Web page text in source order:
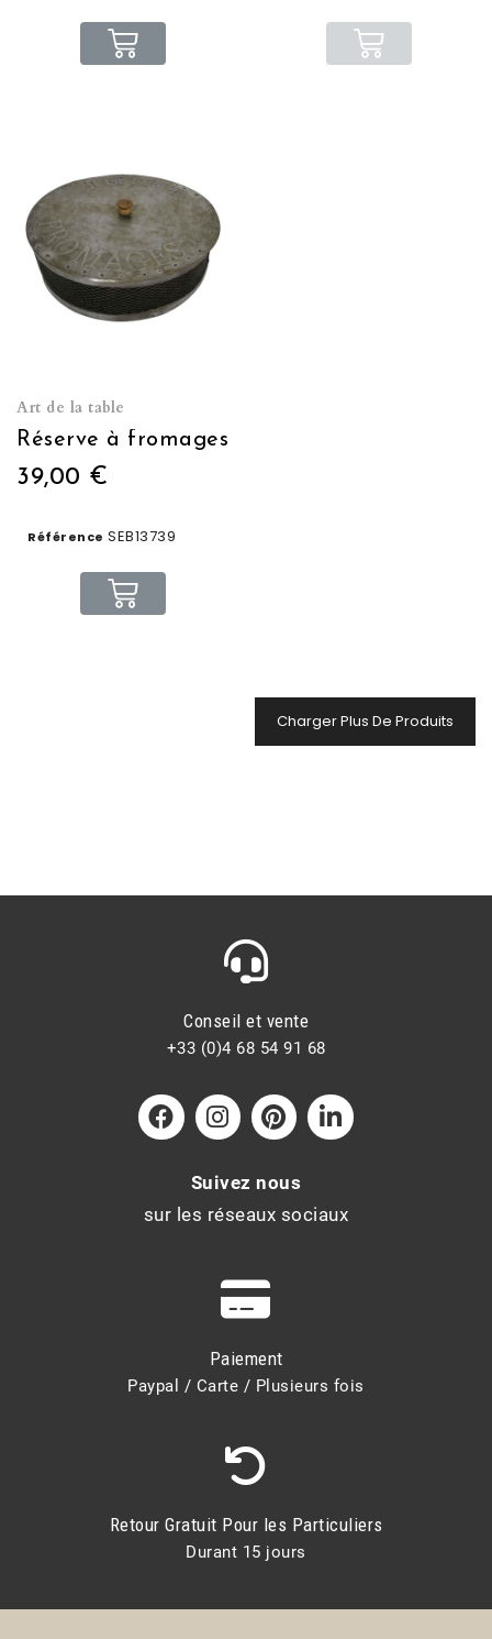
Art de la table
Réserve à fromages
39,00 €
Référence SEB13739
Charger Plus De Produits
Conseil et vente
+33 (0)4 68 54 91 68
Suivez nous
sur les réseaux sociaux
Paiement
Paypal / Carte / Plusieurs fois
Retour Gratuit Pour les Particuliers
Durant 15 jours